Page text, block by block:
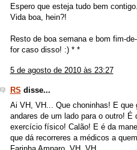
Espero que esteja tudo bem
Vida boa, hein?!
Resto de boa semana e bom fim-
for caso disso! :) * *
5 de agosto de 2010 às 23:27
RS disse...
Ai VH, VH... Que choninhas! E que
andares de um lado para o outro! É
exercício físico! Calão! E é da
que dá recorreres a médicos a